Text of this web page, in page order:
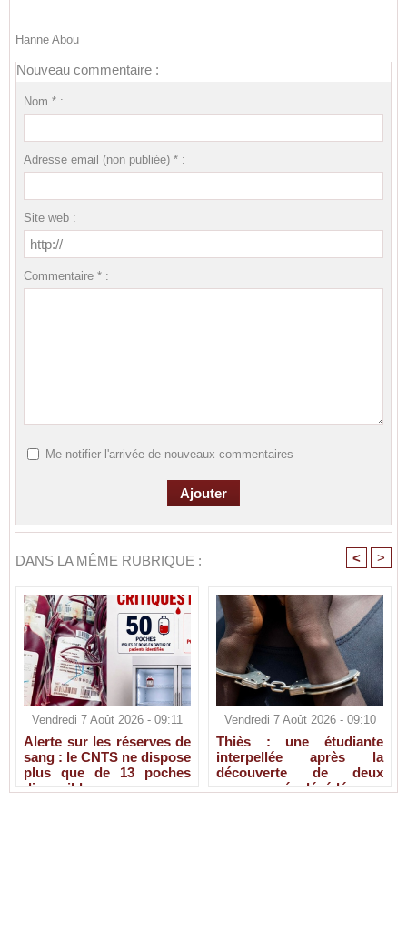
Hanne Abou
Nouveau commentaire :
Nom * :
Adresse email (non publiée) * :
Site web :
Commentaire * :
Me notifier l'arrivée de nouveaux commentaires
DANS LA MÊME RUBRIQUE : < >
Vendredi 7 Août 2026 - 09:11
Alerte sur les réserves de
sang : le CNTS ne dispose
plus que de 13 poches
disponibles
Vendredi 7 Août 2026 - 09:10
Thiès : une étudiante
interpellée après la
découverte de deux
nouveau-nés décédés